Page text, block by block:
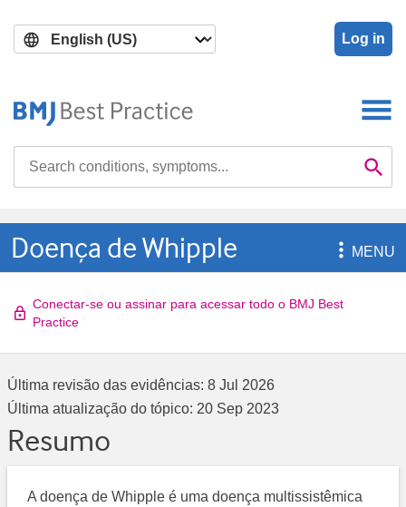
main
search
Log in

Doença de Whipple MENU
Conectar-se ou assinar para acessar todo o BMJ Best
Practice
Última revisão das evidências: 8 Jul 2026
Última atualização do tópico: 20 Sep 2023
Resumo
A doença de Whipple é uma doença multissistêmica